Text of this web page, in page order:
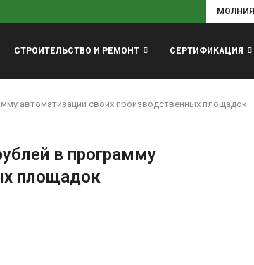
МОЛНИЯ
СТРОИТЕЛЬСТВО И РЕМОНТ СЕРТИФИКАЦИЯ
автоматизации своих производственных площадок
в программу
площадок